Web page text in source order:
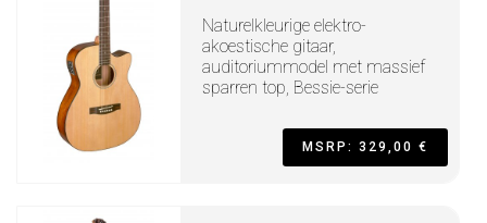
Naturelkleurige elektro-
akoestische gitaar,
auditoriummodel met massief
sparren top, Bessie-serie
MSRP: 329,00 €